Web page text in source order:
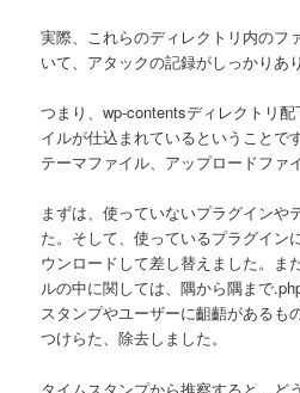
実際、これらのディレクトリ内のフ
いて、アタックの記録がしっかりあ
つまり、wp-contentsディレクトリ
イルが仕込まれているということで
テーマファイル、アップロードファ
まずは、使っていないプラグインや
た。そして、使っているプラグイン
ウンロードして差し替えました。ま
ルの中に関しては、隅から隅まで
スタンプやユーザーに齟齬があるも
つけらた、除去しました。
タイムスタンプから推察すると、ど